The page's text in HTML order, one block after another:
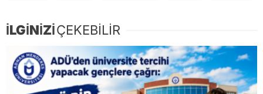
İLGİNİZİÇEKEBİLİR